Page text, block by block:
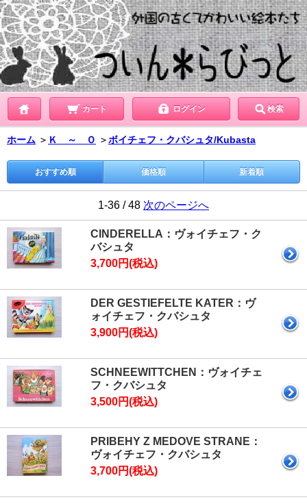
カート ログイン 検索
ホーム ＞ Ｋ ～ Ｏ ＞ボイチェフ・クバシュタ/Kubasta
おすすめ順 価格順 新着順
1-36 / 48 次のページへ
CINDERELLA：ヴォイチェフ・ク
バシュタ
3,700円(税込)
DER GESTIEFELTE KATER：ヴ
ォイチェフ・クバシュタ
3,900円(税込)
SCHNEEWITTCHEN：ヴォイチェ
フ・クバシュタ
3,500円(税込)
PRIBEHY Z MEDOVE STRANE：
ヴォイチェフ・クバシュタ
3,700円(税込)